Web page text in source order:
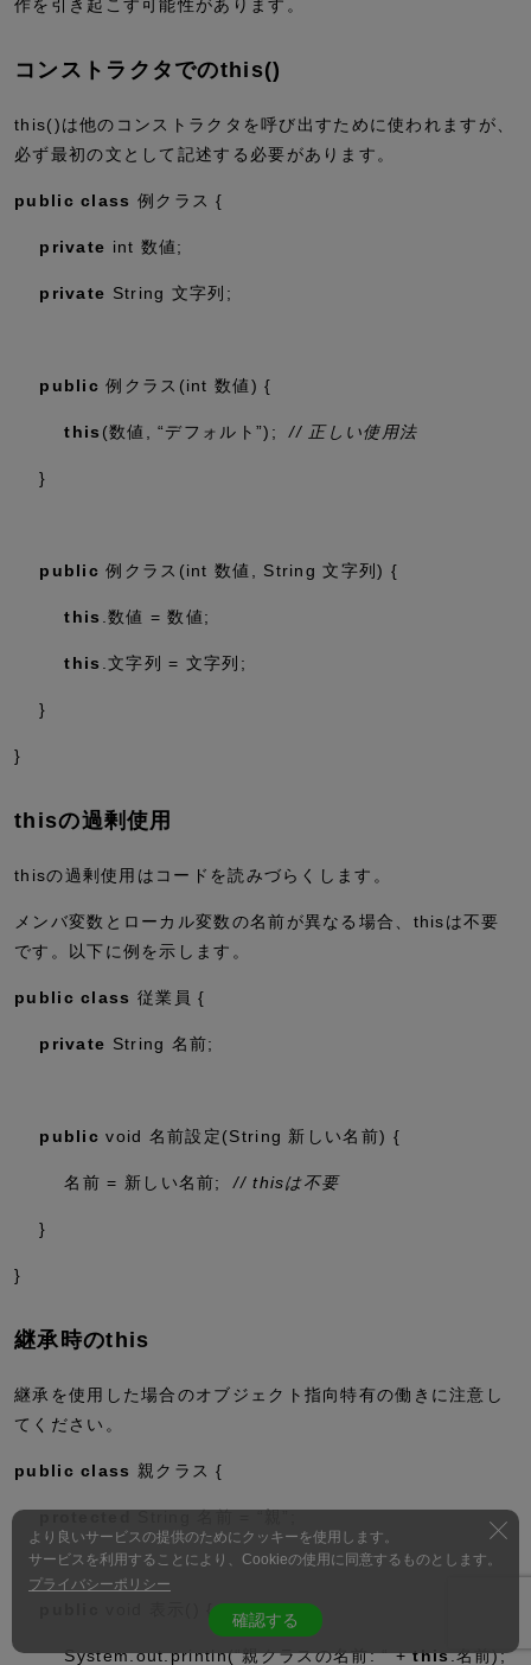
作を引き起こす可能性があります。
コンストラクタでのthis()
this()は他のコンストラクタを呼び出すために使われますが、
必ず最初の文として記述する必要があります。
public class 例クラス {
private int 数値;
private String 文字列;
public 例クラス(int 数値) {
this (数値,“デフォルト”);// 正しい使用法
}
public 例クラス(int 数値, String 文字列) {
this .数値 = 数値;
this .文字列 = 文字列;
}
}
thisの過剰使用
thisの過剰使用はコードを読みづらくします。
メンバ変数とローカル変数の名前が異なる場合、thisは不要
です。以下に例を示します。
public class 従業員 {
private String 名前;
public void 名前設定(String 新しい名前) {
名前 = 新しい名前;// thisは不要
}
}
継承時のthis
継承を使用した場合のオブジェクト指向特有の働きに注意し
てください。
public class 親クラス {
表示() {
System.out.println(“親クラスの名前: “+this.名前);
より良いサービスの提供のためにクッキーを使用します。
サービスを利用することにより、Cookieの使用に同意するものとします。
プライバシーポリシー
確認する